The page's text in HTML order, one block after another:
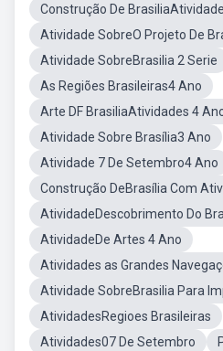
Construção De
Atividade SobreO Projeto De
Atividade SobreBrasilia 2 Serie
As Regiões Brasileiras4 Ano
Arte DF BrasiliaAtividades 4
Atividade Sobre Brasília3 Ano
Atividade 7 De Setembro4 Ano
Construção DeBrasília Com
AtividadeDescobrimento Do
AtividadeDe Artes 4 Ano
Atividades as Grandes
Atividade SobreBrasilia Para
AtividadesRegioes Brasileiras
Atividades07 De Setembro